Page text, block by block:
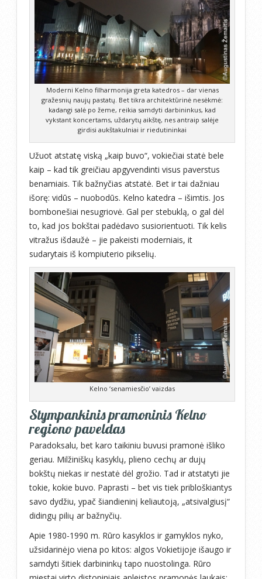
Moderni Kelno filharmonija greta katedros – dar vienas
gražesnių naujų pastatų. Bet tikra architektūrinė nesėkmė:
kadangi salė po žeme, reikia samdyti darbininkus, kad
vykstant koncertams, uždarytų aikštę, nes antraip salėje
girdisi aukštakulniai ir riedutininkai
Užuot atstatę viską „kaip buvo“, vokiečiai statė bele
kaip – kad tik greičiau apgyvendinti visus paverstus
benamiais. Tik bažnyčias atstatė. Bet ir tai dažniau
išorę: vidūs – nuobodūs. Kelno katedra – išimtis. Jos
bombonešiai nesugriovė. Gal per stebuklą, o gal dėl
to, kad jos bokštai padėdavo susiorientuoti. Tik kelis
vitražus išdaužė – jie pakeisti moderniais, it
sudarytais iš kompiuterio pikselių.
Kelno ‘senamiesčio’ vaizdas
Stympankinis pramoninis Kelno
regiono paveldas
Paradoksalu, bet karo taikiniu buvusi pramonė išliko
geriau. Milžiniškų kasyklų, plieno cechų ar dujų
bokštų niekas ir nestatė dėl grožio. Tad ir atstatyti jie
tokie, kokie buvo. Paprasti – bet vis tiek pribloškiantys
savo dydžiu, ypač šiandieninį keliautoją, „atsivalgiusį“
didingų pilių ar bažnyčių.
Apie 1980-1990 m. Rūro kasyklos ir gamyklos nyko,
užsidarinėjo viena po kitos: algos Vokietijoje išaugo ir
samdyti šitiek darbininkų tapo nuostolinga. Rūro